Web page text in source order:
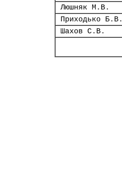
Люшняк М.В.
Приходько Б.В.
Шахов С.В.